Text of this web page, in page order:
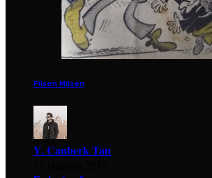
Pilsen Milsen
Y. Canberk Tan